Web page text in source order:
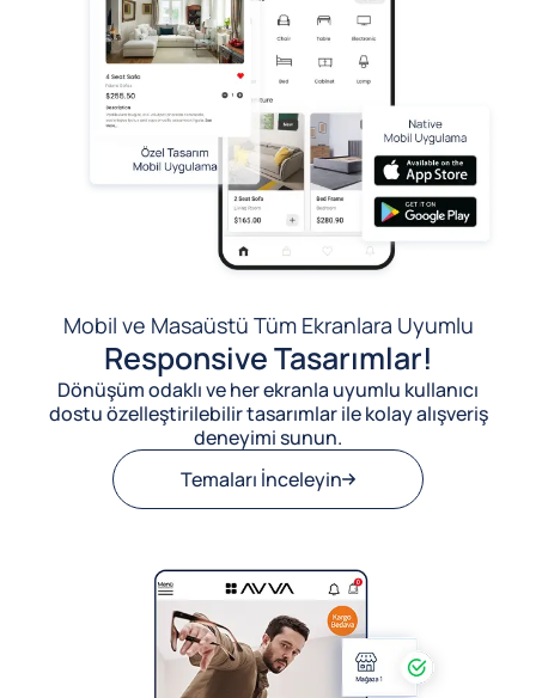
Mobil ve Masaüstü Tüm Ekranlara Uyumlu
Responsive Tasarımlar!
Dönüşüm odaklı ve her ekranla uyumlu kullanıcı
dostu özelleştirilebilir tasarımlar ile kolay alışveriş
deneyimi sunun.
Temaları İnceleyin